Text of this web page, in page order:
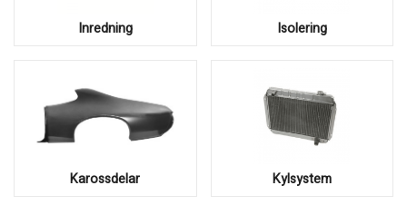
Inredning Isolering
Karossdelar Kylsystem